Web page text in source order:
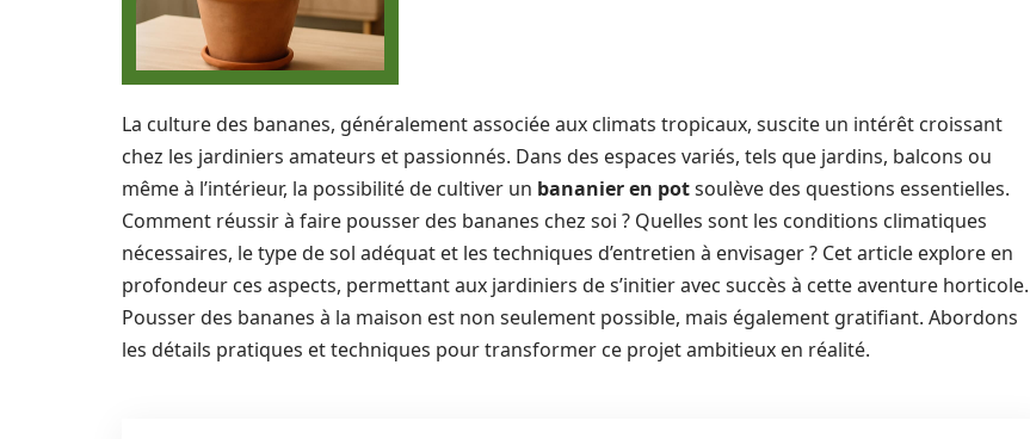
La culture des bananes, généralement associée aux climats tropicaux, suscite un intérêt croissant
chez les jardiniers amateurs et passionnés. Dans des espaces variés, tels que jardins, balcons ou
même à l’intérieur, la possibilité de cultiver un bananier en potsoulève des questions essentielles.
Comment réussir à faire pousser des bananes chez soi ? Quelles sont les conditions climatiques
nécessaires, le type de sol adéquat et les techniques d’entretien à envisager ? Cet article explore en
profondeur ces aspects, permettant aux jardiniers de s’initier avec succès à cette aventure horticole.
Pousser des bananes à la maison est non seulement possible, mais également gratifiant. Abordons
les détails pratiques et techniques pour transformer ce projet ambitieux en réalité.